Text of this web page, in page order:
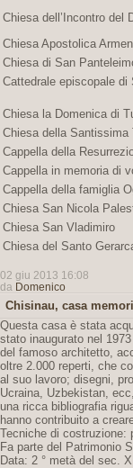
Chiesa dell’Incontro del
Chiesa Apostolica
Chiesa di San
Cattedrale episcopale di
Chiesa la Domenica di
Chiesa della Santissima
Cappella della
Cappella in memoria di
Cappella della famiglia
Chiesa San Nicola
Chiesa San Vladimiro
Chiesa del Santo
02 giu 2013 16:08
da Domenico
Chisinau, casa
Questa casa è stata
stato inaugurato nel
del famoso architetto,
oltre 2.000 reperti, che
al suo lavoro; disegni,
Ucraina, Uzbekistan,
una ricca bibliografia
hanno contribuito a
Tecniche di costruzione:
Fa parte del Patrimonio
Data: 2 ° metà del sec.